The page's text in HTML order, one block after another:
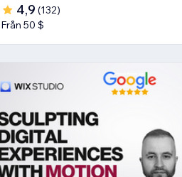
4,9 (132)
Från 50 $